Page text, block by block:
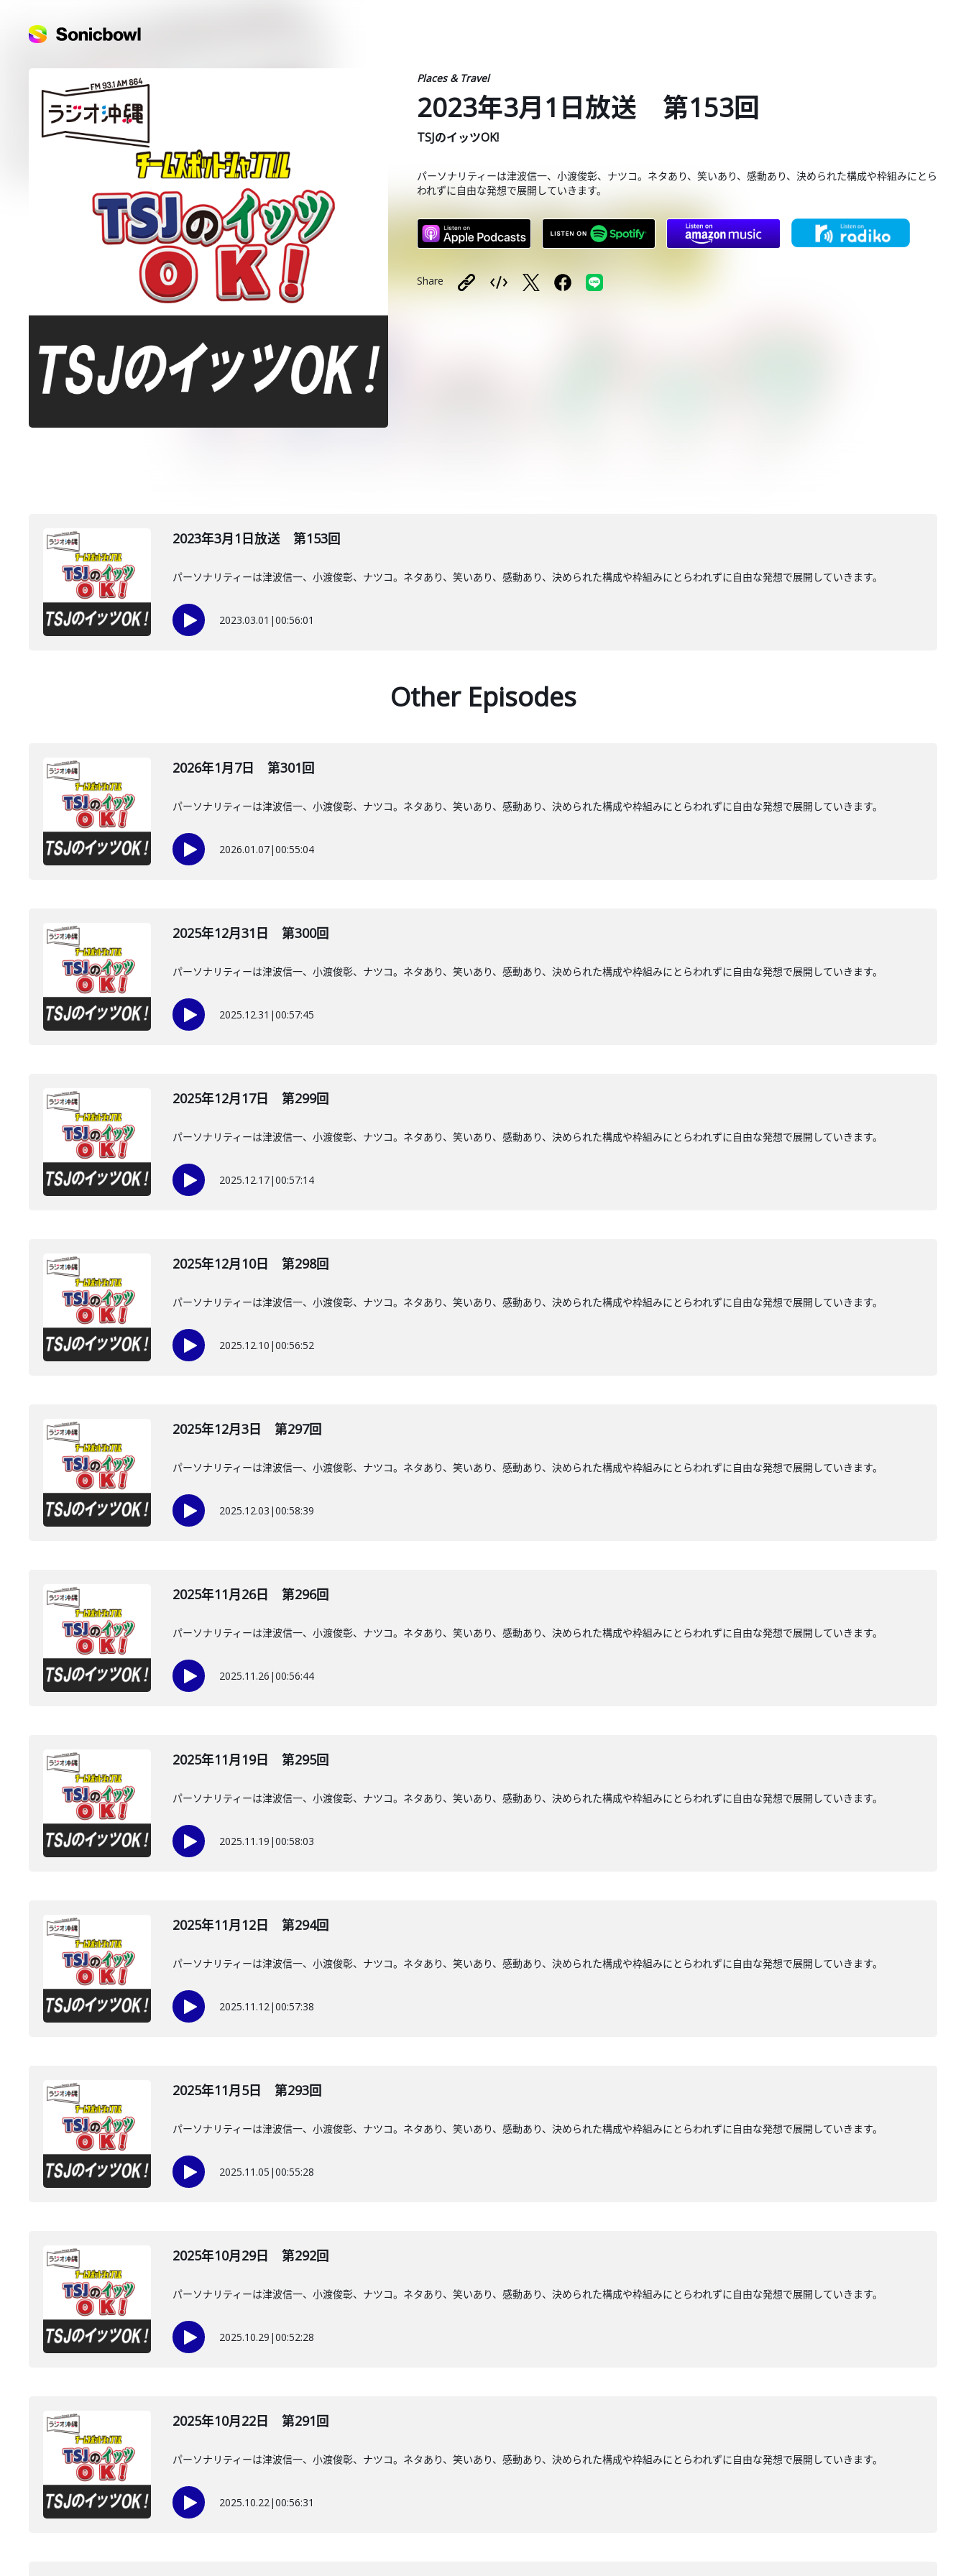
Places & Travel
2023年3月1日放送 第153回
TSJのイッツOK!
パーソナリティーは津波信一、小渡俊彰、ナツコ。ネタあり、笑いあり、感動あり、決められた構成や枠組みにとら
われずに自由な発想で展開していきます。
Share
2023年3月1日放送 第153回
パーソナリティーは津波信一、小渡俊彰、ナツコ。ネタあり、笑いあり、感動あり、決められた構成や枠組みにとらわれずに自由な発想で展開していきます。
2023.03.01 |00:56:01
Other Episodes
2026年1月7日 第301回
パーソナリティーは津波信一、小渡俊彰、ナツコ。ネタあり、笑いあり、感動あり、決められた構成や枠組みにとらわれずに自由な発想で展開していきます。
2026.01.07|00:55:04
2025年12月31日 第300回
パーソナリティーは津波信一、小渡俊彰、ナツコ。ネタあり、笑いあり、感動あり、決められた構成や枠組みにとらわれずに自由な発想で展開していきます。
2025.12.31 |00:57:45
2025年12月17日 第299回
パーソナリティーは津波信一、小渡俊彰、ナツコ。ネタあり、笑いあり、感動あり、決められた構成や枠組みにとらわれずに自由な発想で展開していきます。
2025.12.17|00:57:14
2025年12月10日 第298回
パーソナリティーは津波信一、小渡俊彰、ナツコ。ネタあり、笑いあり、感動あり、決められた構成や枠組みにとらわれずに自由な発想で展開していきます。
2025.12.10 |00:56:52
2025年12月3日 第297回
パーソナリティーは津波信一、小渡俊彰、ナツコ。ネタあり、笑いあり、感動あり、決められた構成や枠組みにとらわれずに自由な発想で展開していきます。
2025.12.03 |00:58:39
2025年11月26日 第296回
パーソナリティーは津波信一、小渡俊彰、ナツコ。ネタあり、笑いあり、感動あり、決められた構成や枠組みにとらわれずに自由な発想で展開していきます。
2025.11.26 |00:56:44
2025年11月19日 第295回
パーソナリティーは津波信一、小渡俊彰、ナツコ。ネタあり、笑いあり、感動あり、決められた構成や枠組みにとらわれずに自由な発想で展開していきます。
2025.11.19 |00:58:03
2025年11月12日 第294回
パーソナリティーは津波信一、小渡俊彰、ナツコ。ネタあり、笑いあり、感動あり、決められた構成や枠組みにとらわれずに自由な発想で展開していきます。
2025.11.12|00:57:38
2025年11月5日 第293回
パーソナリティーは津波信一、小渡俊彰、ナツコ。ネタあり、笑いあり、感動あり、決められた構成や枠組みにとらわれずに自由な発想で展開していきます。
2025.11.05 |00:55:28
2025年10月29日 第292回
パーソナリティーは津波信一、小渡俊彰、ナツコ。ネタあり、笑いあり、感動あり、決められた構成や枠組みにとらわれずに自由な発想で展開していきます。
2025.10.29 |00:52:28
2025年10月22日 第291回
パーソナリティーは津波信一、小渡俊彰、ナツコ。ネタあり、笑いあり、感動あり、決められた構成や枠組みにとらわれずに自由な発想で展開していきます。
2025.10.22|00:56:31